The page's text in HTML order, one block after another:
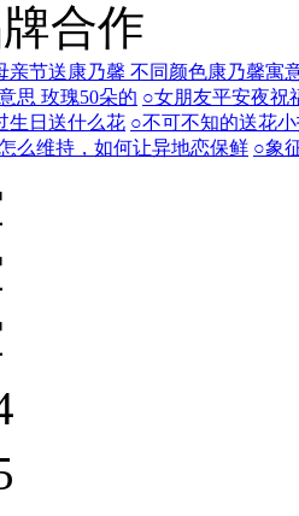
合作
亲节送康乃馨 不同颜色康乃馨寓
思 玫瑰50朵的 ○女朋友平安夜祝
生日送什么花 ○不可不知的送花
么维持，如何让异地恋保鲜 ○象